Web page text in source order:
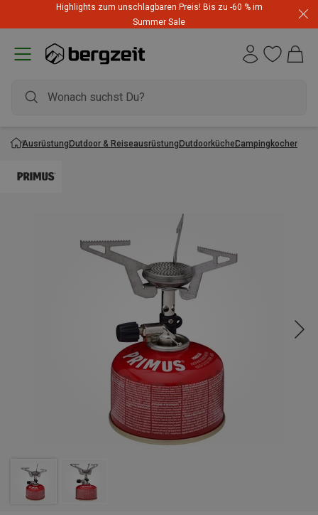
Highlights zum unschlagbaren Preis! Bis zu -60 % im
Summer Sale
AusrüstungOutdoor & ReiseausrüstungOutdoorkücheCampingkocher